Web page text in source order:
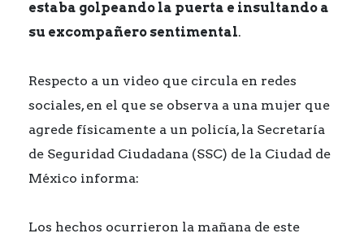
estaba golpeando la puerta e insultando a
su excompañero sentimental.
Respecto a un video que circula en redes
sociales, en el que se observa a una mujer que
agrede físicamente a un policía, la Secretaría
de Seguridad Ciudadana (SSC) de la Ciudad de
México informa:
Los hechos ocurrieron la mañana de este